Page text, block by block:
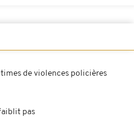
de violences policières
pas